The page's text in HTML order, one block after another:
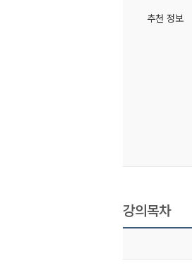
추천 정보
강의목차